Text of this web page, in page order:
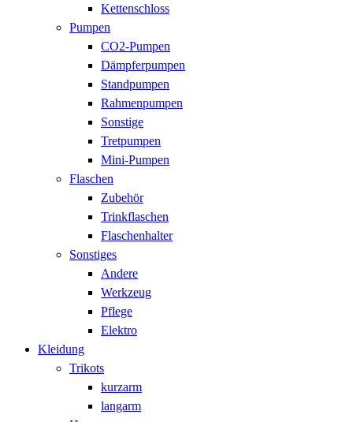
Kettenschloss
Pumpen
CO2-Pumpen
Dämpferpumpen
Standpumpen
Rahmenpumpen
Sonstige
Tretpumpen
Mini-Pumpen
Flaschen
Zubehör
Trinkflaschen
Flaschenhalter
Sonstiges
Andere
Werkzeug
Pflege
Elektro
Kleidung
Trikots
kurzarm
langarm